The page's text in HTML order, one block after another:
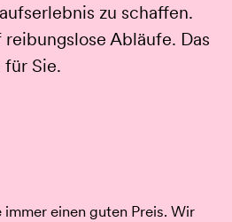
zu schaffen.
Abläufe. Das
für Sie.
immer einen guten Preis. Wir